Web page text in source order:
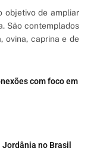
objetivo de ampliar
São contemplados
ovina, caprina e de
com foco em
no Brasil